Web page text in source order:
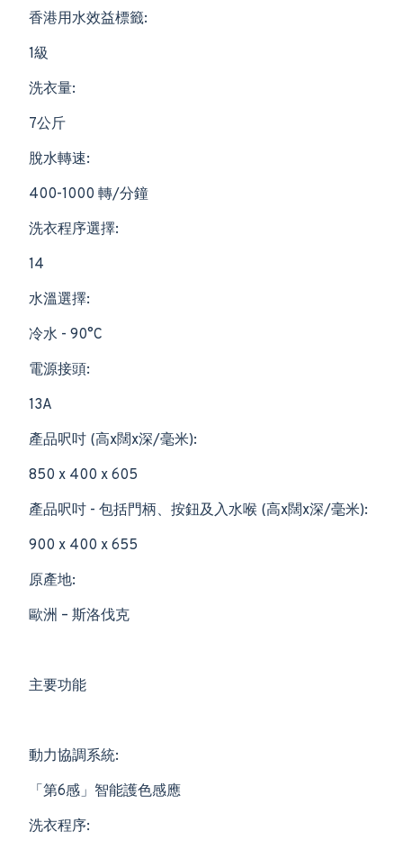
香港用水效益標籤:
1級
洗衣量:
7公斤
脫水轉速:
400-1000 轉/分鐘
洗衣程序選擇:
14
水溫選擇:
冷水 - 90°C
電源接頭:
13A
產品呎吋 (高x闊x深/毫米):
850 x 400 x 605
產品呎吋 - 包括門柄、按鈕及入水喉 (高x闊x深/毫米):
900 x 400 x 655
原產地:
歐洲 – 斯洛伐克
主要功能
動力協調系統:
「第6感」智能護色感應
洗衣程序: